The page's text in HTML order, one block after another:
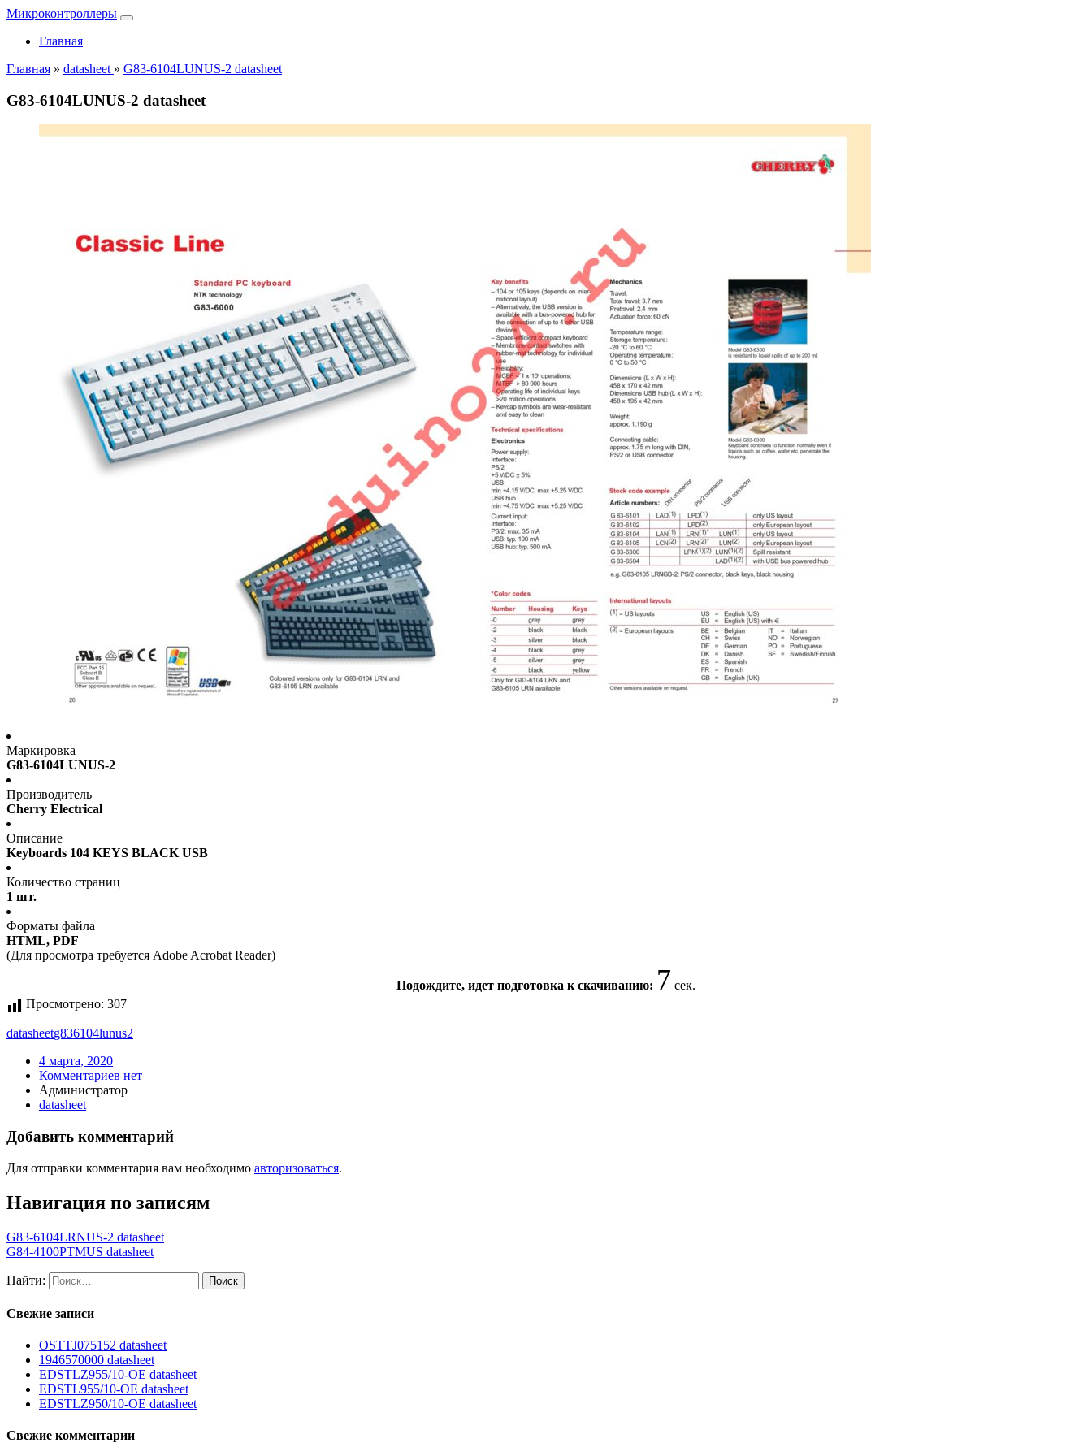
Микроконтроллеры
Главная
Главная » datasheet » G83-6104LUNUS-2 datasheet
G83-6104LUNUS-2 datasheet
Маркировка
G83-6104LUNUS-2
Производитель
Cherry Electrical
Описание
Keyboards 104 KEYS BLACK USB
Количество страниц
1 шт.
Форматы файла
HTML, PDF
(Для просмотра требуется Adobe Acrobat Reader)
Подождите, идет подготовка к скачиванию: 6 сек.
Просмотрено: 307
datasheetg836104lunus2
4 марта, 2020
Комментариев нет
Администратор
datasheet
Добавить комментарий
Для отправки комментария вам необходимо авторизоваться.
Навигация по записям
G83-6104LRNUS-2 datasheet
G84-4100PTMUS datasheet
Найти:
Свежие записи
OSTTJ075152 datasheet
1946570000 datasheet
EDSTLZ955/10-OE datasheet
EDSTL955/10-OE datasheet
EDSTLZ950/10-OE datasheet
Свежие комментарии